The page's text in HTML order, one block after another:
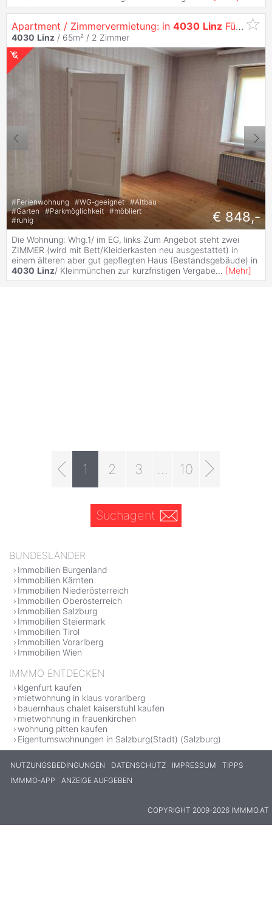
Apartment / Zimmervermietung: in 4030 Linz Für Arbeiter-Unterkunft, Monteure, Zweitwohnsitz-Kurzzeitmiete...
4030 Linz / 65m² / 2 Zimmer
#Ferienwohnung #WG-geeignet #Altbau
#Garten #Parkmöglichkeit #möbliert
#ruhig € 848,-
Die Wohnung: Whg.1/ im EG, links Zum Angebot steht zwei
ZIMMER (wird mit Bett/Kleiderkasten neu ausgestattet) in
einem älteren aber gut gepflegten Haus (Bestandsgebäude) in
4030 Linz/ Kleinmünchen zur kurzfristigen Vergabe... [Mehr]
1 2 3 10
Suchagent
BUNDESLÄNDER
Immobilien Burgenland
Immobilien Kärnten
Immobilien Niederösterreich
Immobilien Oberösterreich
Immobilien Salzburg
Immobilien Steiermark
Immobilien Tirol
Immobilien Vorarlberg
Immobilien Wien
IMMMO ENTDECKEN
klgenfurt kaufen
mietwohnung in klaus vorarlberg
bauernhaus chalet kaiserstuhl kaufen
mietwohnung in frauenkirchen
wohnung pitten kaufen
Eigentumswohnungen in Salzburg(Stadt) (Salzburg)
NUTZUNGSBEDINGUNGEN DATENSCHUTZ IMPRESSUM
TIPPS
IMMMO-APP
ANZEIGE AUFGEBEN
COPYRIGHT 2009-2026 IMMMO.AT